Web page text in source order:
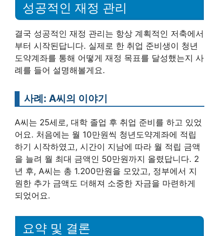
성공적인 재정 관리
결국 성공적인 재정 관리는 항상 계획적인 저축에서
부터 시작된답니다. 실제로 한 취업 준비생이 청년
도약계좌를 통해 어떻게 재정 목표를 달성했는지 사
례를 들어 설명해볼게요.
사례: A씨의 이야기
A씨는 25세로, 대학 졸업 후 취업 준비를 하고 있었
어요. 처음에는 월 10만원씩 청년도약계좌에 적립
하기 시작하였고, 시간이 지남에 따라 월 적립 금액
을 늘려 월 최대 금액인 50만원까지 올렸답니다. 2
년 후, A씨는 총 1.200만원을 모았고, 정부에서 지
원한 추가 금액도 더해져 소중한 자금을 마련하게
되었어요.
요약 및 결론